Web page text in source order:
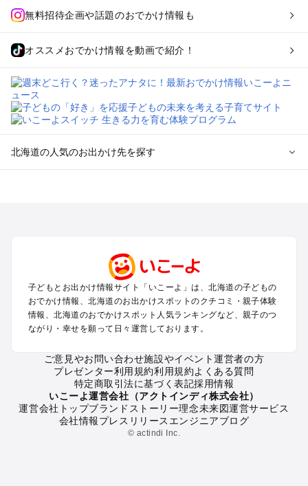
無料招待企画や話題のおでかけ情報も
オススメおでかけ情報を動画で紹介！
北海道の人気のお出かけ先を探す
函館・湯の川温泉・大沼・松前のプールお出かけ
帯広・十勝・サホロ・狩勝高原のプールお出かけ
千歳・石狩・空知・美唄のプールお出かけ
小樽・積丹・キロロのプールお出かけ
富良野・美瑛・トマム・占冠のプールお出かけ
知床・ウトロ・羅臼・網走・北見のプールお出かけ
釧路・阿寒・屈斜路・川湯・根室のプールお出かけ
えりも・日高・新冠のプールお出かけ
稚内・宗谷岬・留萌のプールお出かけ
離島（利尻・礼文・天売・焼尻）のプールお出かけ
子どもとお出かけ情報サイト「いこーよ」は、北海道の子どもの
おでかけ情報、北海道のお出かけスポットのクチコミ・親子体験
情報、北海道のおでかけスポット人気ランキングなど、親子のつ
ながり・幸せを願って日々運営しております。
ご意見やお問い合わせ施設やイベント運営者の方
プレゼンター利用規約利用規約よくある質問
特定商取引法に基づく表記採用情報
いこーよ運営会社（アクトインディ株式会社）
運営会社トップブランドストーリー理念未来図運営サービス
会社情報プレスリリース エンジニアブログ
© actindi Inc.